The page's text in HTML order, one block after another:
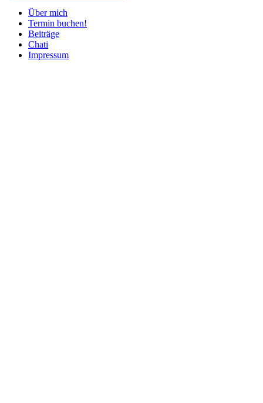
Über mich
Termin buchen!
Beiträge
Chati
Impressum